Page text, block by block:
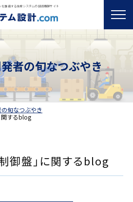
推進する生産システムの技術情報サイト
者の旬なつぶやき
旬なつぶやき
関するblog
御盤」に関するblog